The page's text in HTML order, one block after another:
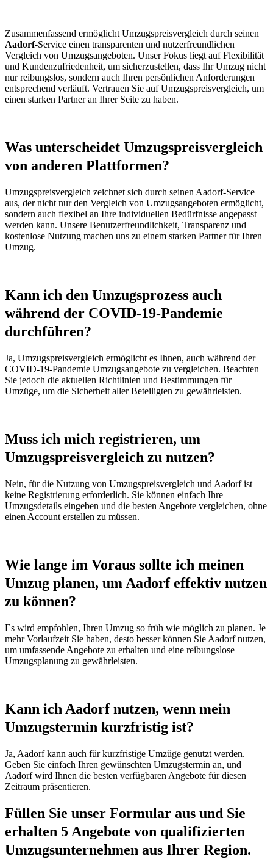
Zusammenfassend ermöglicht Umzugspreisvergleich durch seinen
Aadorf-Service einen transparenten und nutzerfreundlichen
Vergleich von Umzugsangeboten. Unser Fokus liegt auf Flexibilität
und Kundenzufriedenheit, um sicherzustellen, dass Ihr Umzug nicht
nur reibungslos, sondern auch Ihren persönlichen Anforderungen
entsprechend verläuft. Vertrauen Sie auf Umzugspreisvergleich, um
einen starken Partner an Ihrer Seite zu haben.
Was unterscheidet Umzugspreisvergleich
von anderen Plattformen?
Umzugspreisvergleich zeichnet sich durch seinen Aadorf-Service
aus, der nicht nur den Vergleich von Umzugsangeboten ermöglicht,
sondern auch flexibel an Ihre individuellen Bedürfnisse angepasst
werden kann. Unsere Benutzerfreundlichkeit, Transparenz und
kostenlose Nutzung machen uns zu einem starken Partner für Ihren
Umzug.
Kann ich den Umzugsprozess auch
während der COVID-19-Pandemie
durchführen?
Ja, Umzugspreisvergleich ermöglicht es Ihnen, auch während der
COVID-19-Pandemie Umzugsangebote zu vergleichen. Beachten
Sie jedoch die aktuellen Richtlinien und Bestimmungen für
Umzüge, um die Sicherheit aller Beteiligten zu gewährleisten.
Muss ich mich registrieren, um
Umzugspreisvergleich zu nutzen?
Nein, für die Nutzung von Umzugspreisvergleich und Aadorf ist
keine Registrierung erforderlich. Sie können einfach Ihre
Umzugsdetails eingeben und die besten Angebote vergleichen, ohne
einen Account erstellen zu müssen.
Wie lange im Voraus sollte ich meinen
Umzug planen, um Aadorf effektiv nutzen
zu können?
Es wird empfohlen, Ihren Umzug so früh wie möglich zu planen. Je
mehr Vorlaufzeit Sie haben, desto besser können Sie Aadorf nutzen,
um umfassende Angebote zu erhalten und eine reibungslose
Umzugsplanung zu gewährleisten.
Kann ich Aadorf nutzen, wenn mein
Umzugstermin kurzfristig ist?
Ja, Aadorf kann auch für kurzfristige Umzüge genutzt werden.
Geben Sie einfach Ihren gewünschten Umzugstermin an, und
Aadorf wird Ihnen die besten verfügbaren Angebote für diesen
Zeitraum präsentieren.
Füllen Sie unser Formular aus und Sie
erhalten 5 Angebote von qualifizierten
Umzugsunternehmen aus Ihrer Region.